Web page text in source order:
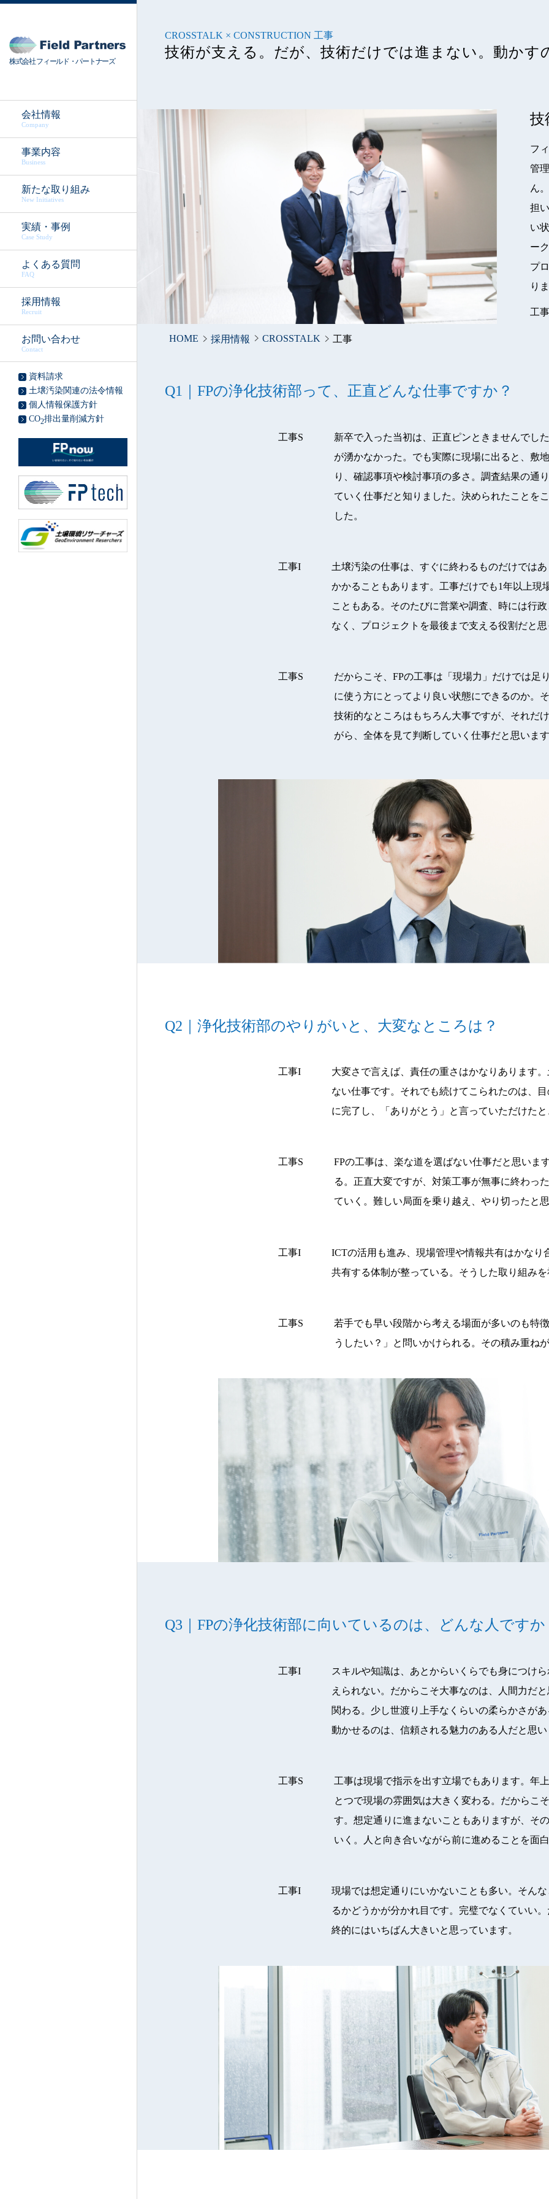
株式会社 フィールド・パートナーズ
会社情報
Company
事業内容
Business
新たな取り組み
New Initiatives
実績・事例
Case Study
よくある質問
FAQ
採用情報
Recruit
お問い合わせ
Contact
資料請求
土壌汚染関連の法令情報
個人情報保護方針
CO2排出量削減方針
CROSSTALK × CONSTRUCTION 工事
技術が支える。 だが、技術だけでは進まない。 動かす
技
フ
管
ん
担
い
ー
プ
り
工
HOME 採用情報 CROSSTALK 工事
FPの浄化技術部って、正直どんな仕事ですか？
工事S
新卒で入った当初は、正直ピンときませんでし
が湧かなかった。でも実際に現場に出ると、敷
り、確認事項や検討事項の多さ。調査結果の通
ていく仕事だと知りました。決められたことを
した。
工事I
土壌汚染の仕事は、すぐに終わるものだけでは
かかることもあります。工事だけでも1年以上
こともある。そのたびに営業や調査、時には行
なく、プロジェクトを最後まで支える役割だと
工事S
だからこそ、FPの工事は「現場力」だけでは足
に使う方にとってより良い状態にできるのか。
技術的なところはもちろん大事ですが、それだ
がら、全体を見て判断していく仕事だと思いま
浄化技術部のやりがいと、大変なところは？
工事I
大変さで言えば、責任の重さはかなりあります
ない仕事です。それでも続けてこられたのは、
に完了し、「ありがとう」と言っていただけた
工事S
FPの工事は、楽な道を選ばない仕事だと思いま
る。正直大変ですが、対策工事が無事に終わっ
ていく。難しい局面を乗り越え、やり切ったと
工事I
ICTの活用も進み、現場管理や情報共有はかな
共有する体制が整っている。そうした取り組み
工事S
若手でも早い段階から考える場面が多いのも特
うしたい？」と問いかけられる。その積み重ね
FPの浄化技術部に向いているのは、どんな人ですか
工事I
スキルや知識は、あとからいくらでも身につけ
えられない。だからこそ大事なのは、人間力だ
関わる。少し世渡り上手なくらいの柔らかさが
動かせるのは、信頼される魅力のある人だと思
工事S
工事は現場で指示を出す立場でもあります。年
とつで現場の雰囲気は大きく変わる。だからこ
す。想定通りに進まないこともありますが、そ
いく。人と向き合いながら前に進めることを面
工事I
現場では想定通りにいかないことも多い。そん
るかどうかが分かれ目です。完璧でなくていい
終的にはいちばん大きいと思っています。